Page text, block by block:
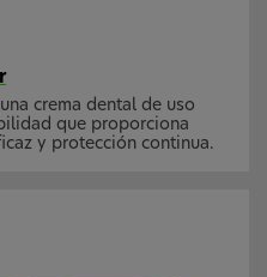
crema dental de uso
que proporciona
y protección continua.